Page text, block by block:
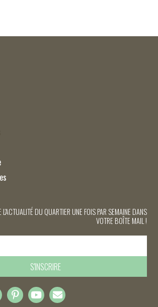
L'ACTUALITÉ DU QUARTIER UNE FOIS PAR SEMAINE DANS
VOTRE BOÎTE MAIL !